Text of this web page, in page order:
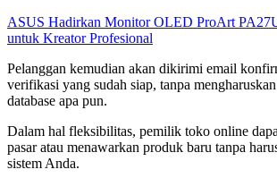
ASUS Hadirkan Monitor OLED ProArt
untuk Kreator Profesional
Pelanggan kemudian akan dikirimi email
verifikasi yang sudah siap, tanpa
database apa pun.
Dalam hal fleksibilitas, pemilik toko online
pasar atau menawarkan produk baru tanpa
sistem Anda.